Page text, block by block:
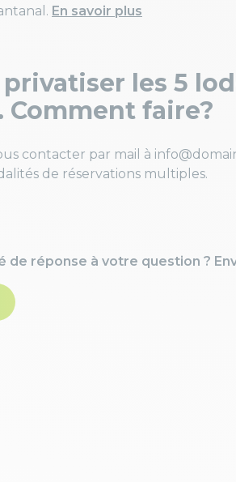
En savoir plus
les 5
Comment faire?
contacter par mail à
de réservations multiples.
de réponse à votre question ?